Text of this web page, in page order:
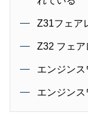
Z31フェア
Z32 フェア
エンジン
エンジン